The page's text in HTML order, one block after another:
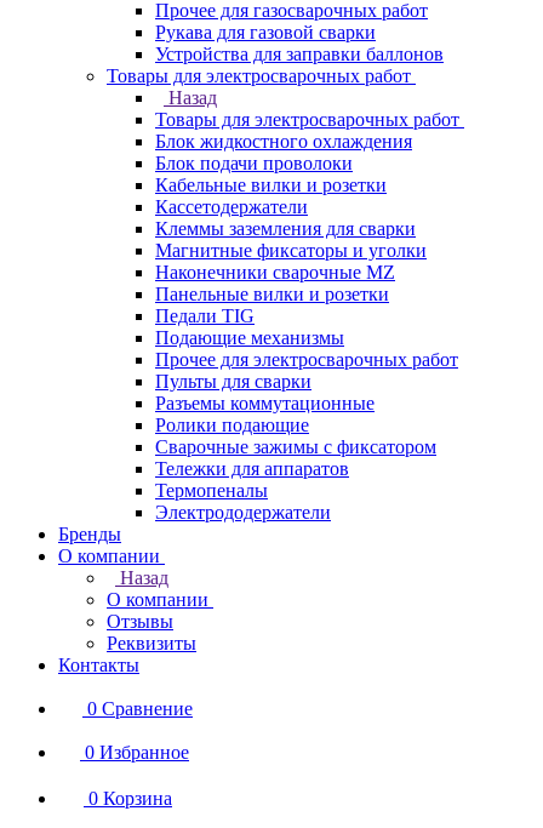
Прочее для газосварочных работ
Рукава для газовой сварки
Устройства для заправки баллонов
Товары для электросварочных работ
Назад
Товары для электросварочных работ
Блок жидкостного охлаждения
Блок подачи проволоки
Кабельные вилки и розетки
Кассетодержатели
Клеммы заземления для сварки
Магнитные фиксаторы и уголки
Наконечники сварочные MZ
Панельные вилки и розетки
Педали TIG
Подающие механизмы
Прочее для электросварочных работ
Пульты для сварки
Разъемы коммутационные
Ролики подающие
Сварочные зажимы с фиксатором
Тележки для аппаратов
Термопеналы
Электрододержатели
Бренды
О компании
Назад
О компании
Отзывы
Реквизиты
Контакты
0 Сравнение
0 Избранное
0 Корзина